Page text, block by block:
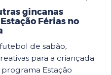
gincanas
Férias no
de sabão,
para a criançada
Estação